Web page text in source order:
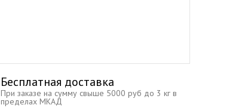
Бесплатная доставка
При заказе на сумму свыше 5000 руб до 3 кг в
пределах МКАД